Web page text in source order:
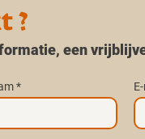
?
een